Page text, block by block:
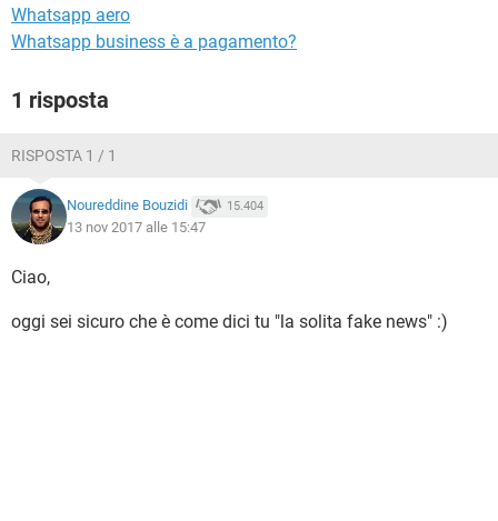
Whatsapp aero
Whatsapp business è a pagamento?
1 risposta
RISPOSTA 1 / 1
Noureddine Bouzidi 15.404
13 nov 2017 alle 15:47
Ciao,
oggi sei sicuro che è come dici tu "la solita fake news" :)